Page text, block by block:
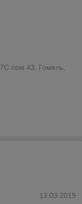
пом.43, Гомель,
13.03.2019